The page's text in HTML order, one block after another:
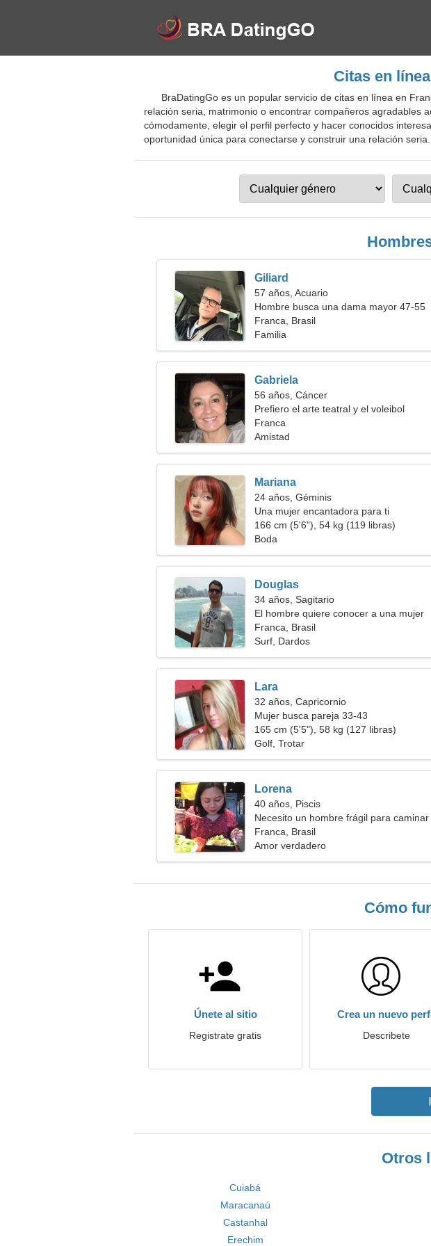
Citas en
BraDatingGo es un popular servicio de citas en línea en
relación seria, matrimonio o encontrar compañeros agradables
cómodamente, elegir el perfil perfecto y hacer conocidos
oportunidad única para conectarse y construir una relación
Giliard
57 años, Acuario
Hombre busca una dama mayor 47-55
Franca, Brasil
Familia
Gabriela
56 años, Cáncer
Prefiero el arte teatral y el voleibol
Franca
Amistad
Mariana
24 años, Géminis
Una mujer encantadora para ti
166 cm (5'6"), 54 kg (119 libras)
Boda
Douglas
34 años, Sagitario
El hombre quiere conocer a una mujer
Franca, Brasil
Surf, Dardos
Lara
32 años, Capricornio
Mujer busca pareja 33-43
165 cm (5'5"), 58 kg (127 libras)
Golf, Trotar
Lorena
40 años, Piscis
Necesito un hombre frágil para caminar
juntos
Franca, Brasil
Amor verdadero
Cómo
Únete al sitio
Registrate gratis
Crea un nuevo
Describete
Otros
Cuiabá
Maracanaú
Castanhal
Erechim